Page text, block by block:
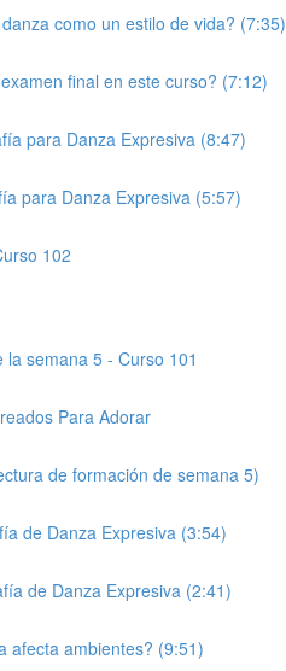
como un estilo de vida? (7:35)
final en este curso? (7:12)
para Danza Expresiva (8:47)
para Danza Expresiva (5:57)
102
la semana 5 - Curso 101
Para Adorar
de formación de semana 5)
de Danza Expresiva (3:54)
de Danza Expresiva (2:41)
afecta ambientes? (9:51)